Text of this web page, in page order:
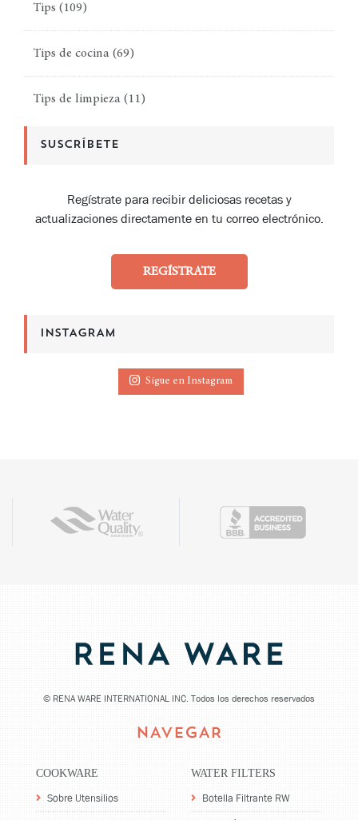
Tips (109)
Tips de cocina (69)
Tips de limpieza (11)
SUSCRÍBETE
Regístrate para recibir deliciosas recetas y
actualizaciones directamente en tu correo electrónico.
REGÍSTRATE
INSTAGRAM
Sigue en Instagram
© RENA WARE INTERNATIONAL INC. Todos los derechos reservados
NAVEGAR
COOKWARE
Sobre Utensilios
WATER FILTERS
Botella Filtrante RW